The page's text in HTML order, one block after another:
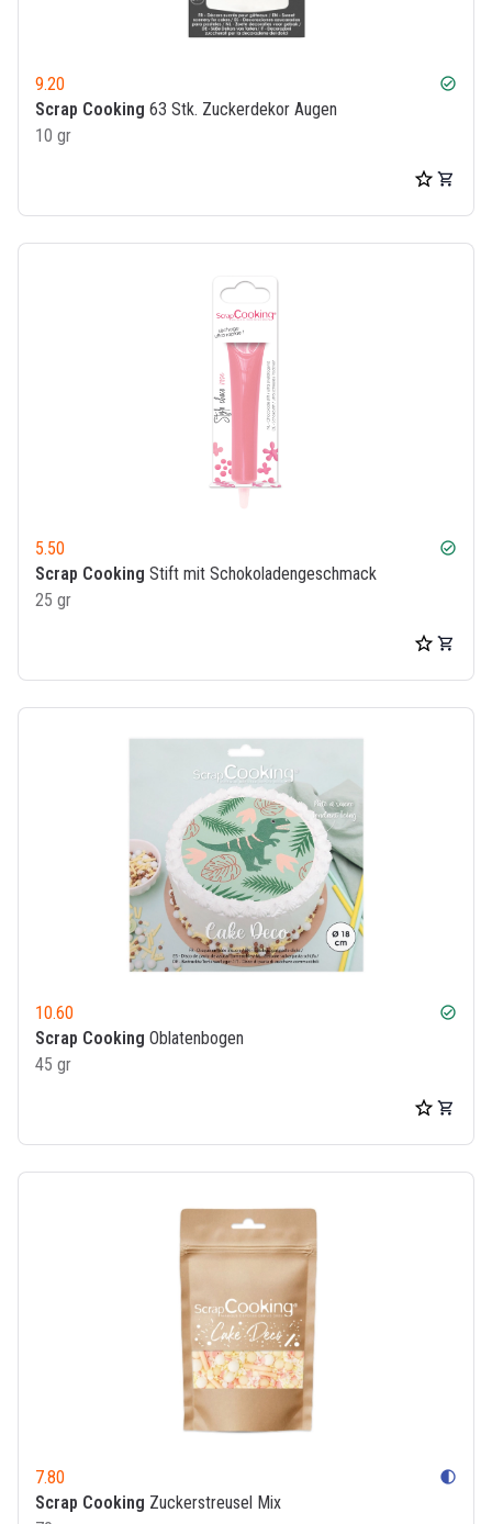
9.20 check_circle
Scrap Cooking 63 Stk. Zuckerdekor Augen
10 gr
5.50 check_circle
Scrap Cooking Stift mit Schokoladengeschmack
25 gr
10.60 check_circle
Scrap Cooking Oblatenbogen
45 gr
7.80 contrast
Scrap Cooking Zuckerstreusel Mix